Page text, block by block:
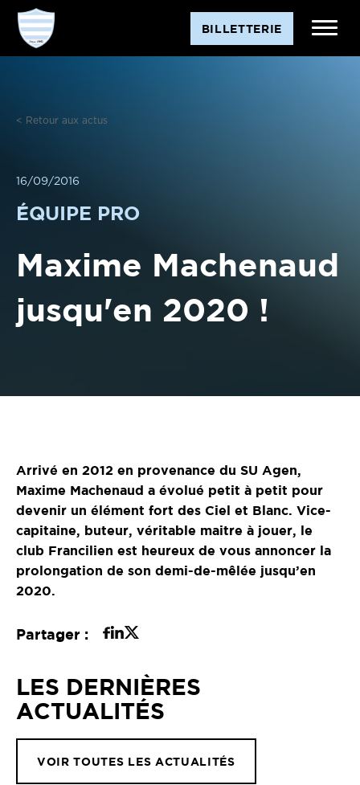
Aller
contenu
BILLETTERIE
< Retour aux actus
16/09/2016
ÉQUIPE PRO
Maxime Machenaud
jusqu'en 2020 !
Arrivé en 2012 en provenance du SU Agen,
Maxime Machenaud a évolué petit à petit pour
devenir un élément fort des Ciel et Blanc. Vice-
capitaine, buteur, véritable maitre à jouer, le
club Francilien est heureux de vous annoncer la
prolongation de son demi-de-mêlée jusqu’en
2020.
Partager :
LES DERNIÈRES
ACTUALITÉS
VOIR TOUTES LES ACTUALITÉS